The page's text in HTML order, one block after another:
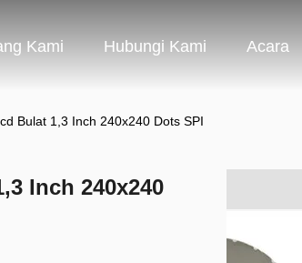
Kami Hubungi Kami Acara
Bulat 1,3 Inch 240x240 Dots SPI
Inch 240x240